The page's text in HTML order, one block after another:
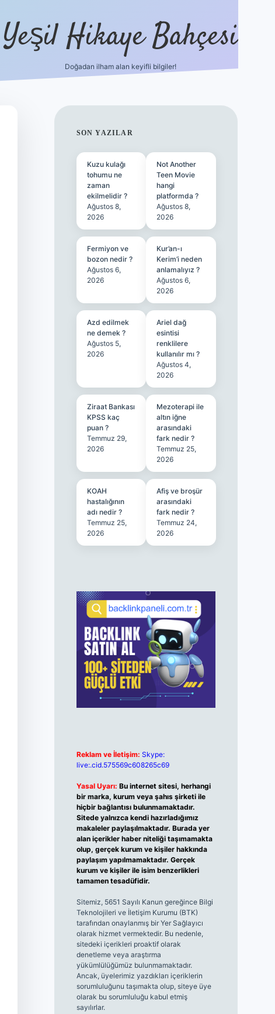
Yeşil Hikaye Bahçesi
Doğadan ilham alan keyifli bilgiler!
SIDEBAR
SON YAZILAR
Kuzu kulağı
tohumu ne
zaman
ekilmelidir ?
Ağustos 8,
2026
Not Another
Teen Movie
hangi
platformda ?
Ağustos 8,
2026
Fermiyon ve
bozon nedir ?
Ağustos 6,
2026
Kur’an-ı
Kerim’i neden
anlamalıyız ?
Ağustos 6,
2026
Azd edilmek
ne demek ?
Ağustos 5,
2026
Ariel dağ
esintisi
renklilere
kullanılır mı ?
Ağustos 4,
2026
Ziraat Bankası
KPSS kaç
puan ?
Temmuz 29,
2026
Mezoterapi ile
altın iğne
arasındaki
fark nedir ?
Temmuz 25,
2026
KOAH
hastalığının
adı nedir ?
Temmuz 25,
2026
Afiş ve broşür
arasındaki
fark nedir ?
Temmuz 24,
2026
Reklam ve İletişim: Skype:
live:.cid.575569c608265c69
Yasal Uyarı: Bu internet sitesi, herhangi
bir marka, kurum veya şahıs şirketi ile
hiçbir bağlantısı bulunmamaktadır.
Sitede yalnızca kendi hazırladığımız
makaleler paylaşılmaktadır. Burada yer
alan içerikler haber niteliği taşımamakta
olup, gerçek kurum ve kişiler hakkında
paylaşım yapılmamaktadır. Gerçek
kurum ve kişiler ile isim benzerlikleri
tamamen tesadüfidir.
Sitemiz, 5651 Sayılı Kanun gereğince Bilgi
Teknolojileri ve İletişim Kurumu (BTK)
tarafından onaylanmış bir Yer Sağlayıcı
olarak hizmet vermektedir. Bu nedenle,
sitedeki içerikleri proaktif olarak
denetleme veya araştırma
yükümlülüğümüz bulunmamaktadır.
Ancak, üyelerimiz yazdıkları içeriklerin
sorumluluğunu taşımakta olup, siteye üye
olarak bu sorumluluğu kabul etmiş
sayılırlar.
ilbet mobil